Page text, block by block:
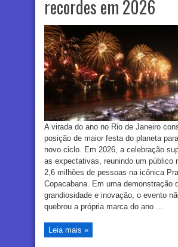
recordes em 2026
A virada do ano no Rio de Janeiro
posição de maior festa do planeta
novo ciclo. Em 2026, a celebração
as expectativas, reunindo um público
2,6 milhões de pessoas na icônica
Copacabana. Em uma demonstração
grandiosidade e inovação, o evento
quebrou a própria marca do ano ...
Leia mais »